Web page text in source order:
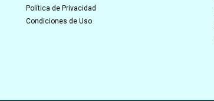
Política de Privacidad
Condiciones de Uso